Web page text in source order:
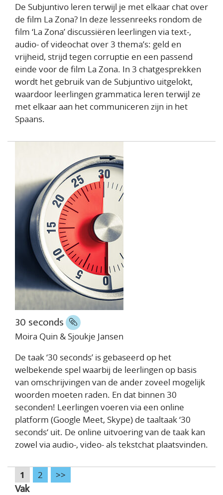
De Subjuntivo leren terwijl je met elkaar chat over
de film La Zona? In deze lessenreeks rondom de
film ‘La Zona’ discussiëren leerlingen via text-,
audio- of videochat over 3 thema’s: geld en
vrijheid, strijd tegen corruptie en een passend
einde voor de film La Zona. In 3 chatgesprekken
wordt het gebruik van de Subjuntivo uitgelokt,
waardoor leerlingen grammatica leren terwijl ze
met elkaar aan het communiceren zijn in het
Spaans.
30 seconds
Moira Quin & Sjoukje Jansen
De taak ‘30 seconds’ is gebaseerd op het
welbekende spel waarbij de leerlingen op basis
van omschrijvingen van de ander zoveel mogelijk
woorden moeten raden. En dat binnen 30
seconden! Leerlingen voeren via een online
platform (Google Meet, Skype) de taaltaak ‘30
seconds‘ uit. De online uitvoering van de taak kan
zowel via audio-, video- als tekstchat plaatsvinden.
1 2 >>
Vak